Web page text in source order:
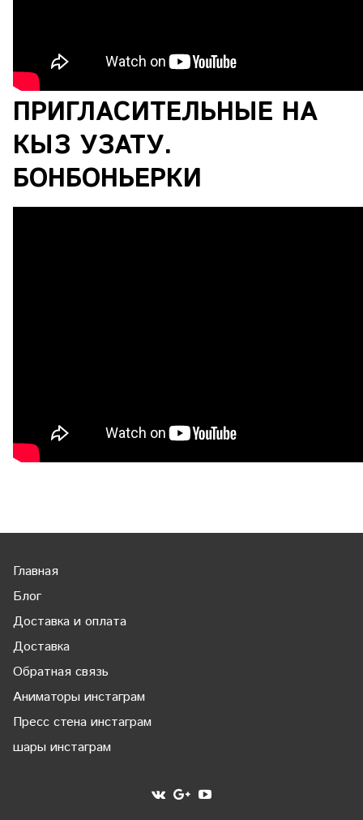
ПРИГЛАСИТЕЛЬНЫЕ НА
КЫЗ УЗАТУ.
БОНБОНЬЕРКИ
Главная
Блог
Доставка и оплата
Доставка
Обратная связь
Аниматоры инстаграм
Пресс стена инстаграм
шары инстаграм